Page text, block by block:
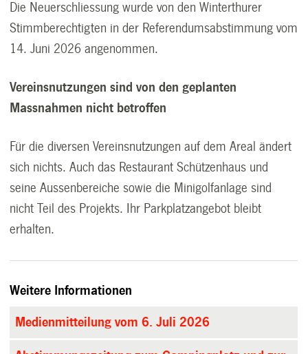
Die Neuerschliessung wurde von den Winterthurer
Stimmberechtigten in der Referendumsabstimmung vom
14. Juni 2026 angenommen.
Vereinsnutzungen sind von den geplanten
Massnahmen nicht betroffen
Für die diversen Vereinsnutzungen auf dem Areal ändert
sich nichts. Auch das Restaurant Schützenhaus und
seine Aussenbereiche sowie die Minigolfanlage sind
nicht Teil des Projekts. Ihr Parkplatzangebot bleibt
erhalten.
Weitere Informationen
Medienmitteilung vom 6. Juli 2026